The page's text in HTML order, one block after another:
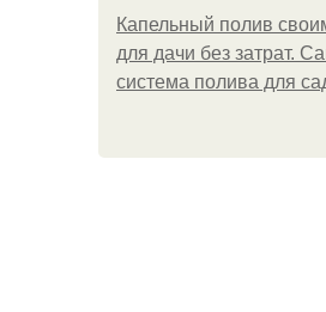
Капельный полив
для дачи без затрат.
система полива для